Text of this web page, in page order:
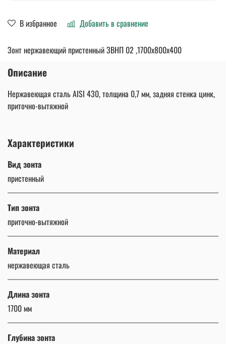
В избранное Добавить в сравнение
Зонт нержавеющий пристенный ЗВНП 02 ,1700х800х400
Описание
Нержавеющая сталь AISI 430, толщина 0,7 мм, задняя стенка цинк,
приточно-вытяжной
Характеристики
Вид зонта
пристенный
Тип зонта
приточно-вытяжной
Материал
нержавеющая сталь
Длина зонта
1700 мм
Глубина зонта